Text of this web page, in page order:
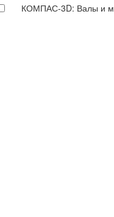
КОМПАС-3D: Валы и